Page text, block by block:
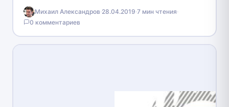
коммунальные услуги в режиме онлайн, даже не
покидая стены собственного дома.…
Михаил Александров·28.04.2019·7 мин чтения·
0 комментариев